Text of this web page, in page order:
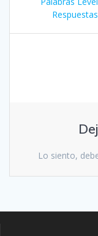
Lo siento,